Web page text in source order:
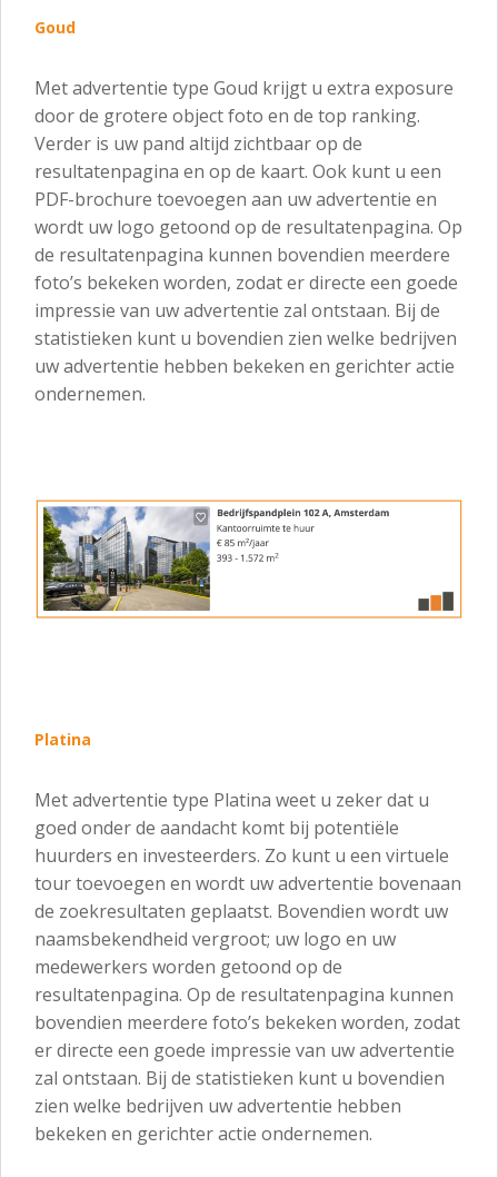
Goud
Met advertentie type Goud krijgt u extra exposure
door de grotere object foto en de top ranking.
Verder is uw pand altijd zichtbaar op de
resultatenpagina en op de kaart. Ook kunt u een
PDF-brochure toevoegen aan uw advertentie en
wordt uw logo getoond op de resultatenpagina. Op
de resultatenpagina kunnen bovendien meerdere
foto’s bekeken worden, zodat er directe een goede
impressie van uw advertentie zal ontstaan. Bij de
statistieken kunt u bovendien zien welke bedrijven
uw advertentie hebben bekeken en gerichter actie
ondernemen.
Platina
Met advertentie type Platina weet u zeker dat u
goed onder de aandacht komt bij potentiële
huurders en investeerders. Zo kunt u een virtuele
tour toevoegen en wordt uw advertentie bovenaan
de zoekresultaten geplaatst. Bovendien wordt uw
naamsbekendheid vergroot; uw logo en uw
medewerkers worden getoond op de
resultatenpagina. Op de resultatenpagina kunnen
bovendien meerdere foto’s bekeken worden, zodat
er directe een goede impressie van uw advertentie
zal ontstaan. Bij de statistieken kunt u bovendien
zien welke bedrijven uw advertentie hebben
bekeken en gerichter actie ondernemen.